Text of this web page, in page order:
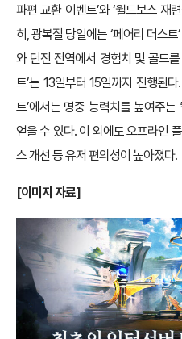
파편 교환 이벤트’와 ‘월드보스 재
히, 광복절 당일에는 ‘페어리 더스
와 던전 전역에서 경험치 및 골드
트’는 13일부터 15일까지 진행된
트’에서는 명중 능력치를 높여주는
얻을 수 있다. 이 외에도 오프라인
스 개선 등 유저 편의성이 높아졌다.
[이미지 자료]